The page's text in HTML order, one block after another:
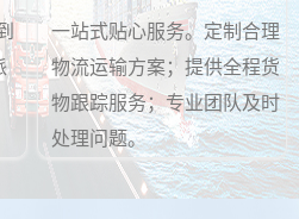
一站式贴心服务。定制合理
物流运输方案；提供全程货
物跟踪服务；专业团队及时
处理问题。